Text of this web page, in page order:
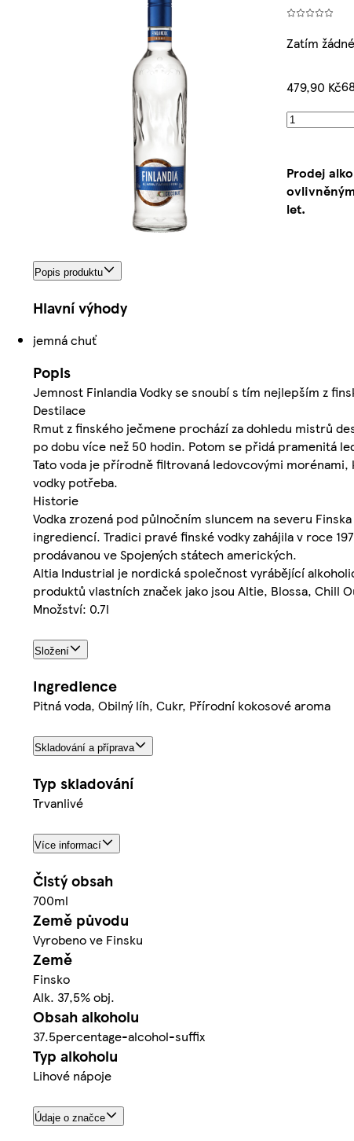
Zatím
479,90 Kč
Prodej
let.
Popis produktu
Hlavní výhody
jemná chuť
Popis
Jemnost Finlandia Vodky se snoubí s tím nejlepším z
Destilace
Rmut z finského ječmene prochází za dohledu mistrů
po dobu více než 50 hodin. Potom se přidá pramenitá
Tato voda je přírodně filtrovaná ledovcovými
vodky potřeba.
Historie
Vodka zrozená pod půlnočním sluncem na severu
ingrediencí. Tradici pravé finské vodky zahájila v roce
prodávanou ve Spojených státech amerických.
Altia Industrial je nordická společnost vyrábějící
produktů vlastních značek jako jsou Altie, Blossa, Chill
Množství: 0.7l
Složení
Ingredience
Pitná voda, Obilný líh, Cukr, Přírodní kokosové aroma
Skladování a příprava
Typ skladování
Trvanlivé
Více informací
Čistý obsah
700ml
Země původu
Vyrobeno ve Finsku
Země
Finsko
Alk. 37,5% obj.
Obsah alkoholu
37.5percentage-alcohol-suffix
Typ alkoholu
Lihové nápoje
Údaje o značce